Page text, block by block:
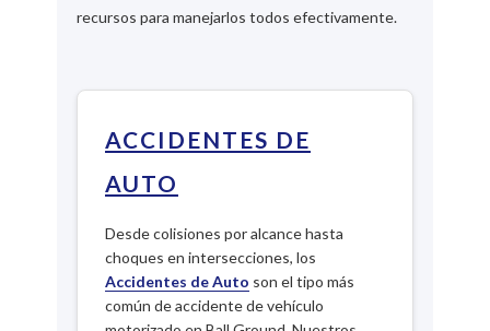
recursos para manejarlos todos efectivamente.
ACCIDENTES DE
AUTO
Desde colisiones por alcance hasta
choques en intersecciones, los
Accidentes de Auto son el tipo más
común de accidente de vehículo